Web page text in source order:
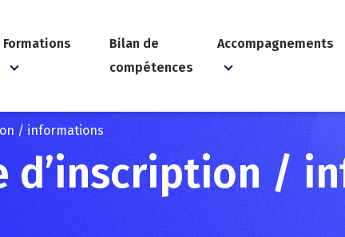
Formations
Bilan de
compétences
Accompagnements
/ informations
d’inscription /